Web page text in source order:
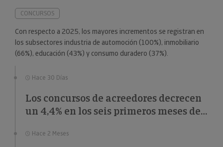
CONCURSOS
Con respecto a 2025, los mayores incrementos se registran en
los subsectores industria de automoción (100%), inmobiliario
(66%), educación (43%) y consumo duradero (37%).
Hace 30 Días
Los concursos de acreedores decrecen
un 4,4% en los seis primeros meses de
Hace 2 Meses